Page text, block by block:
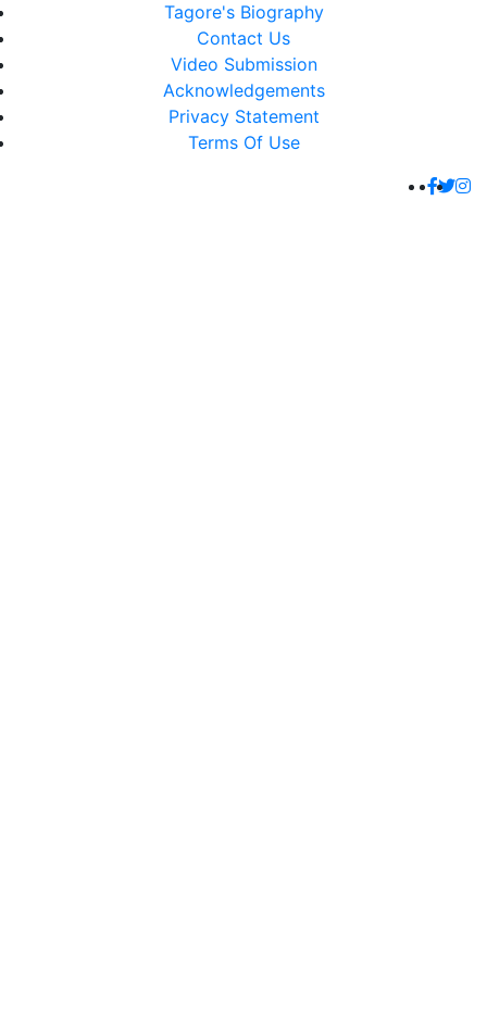
Tagore's Biography
Contact Us
Video Submission
Acknowledgements
Privacy Statement
Terms Of Use